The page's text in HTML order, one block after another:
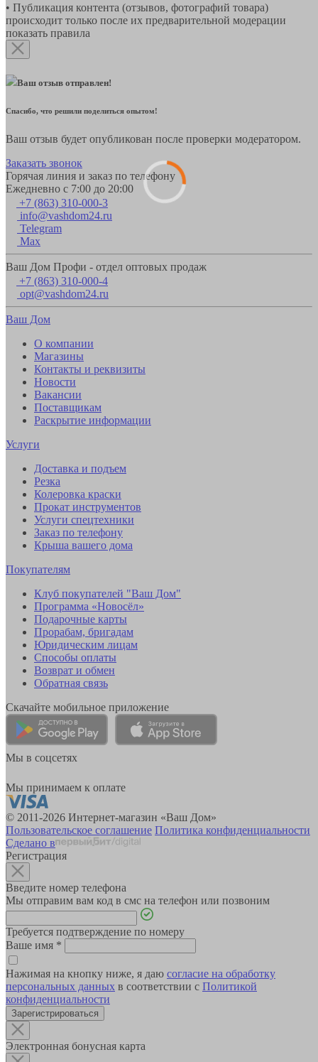
• Публикация контента (отзывов, фотографий товара)
происходит только после их предварительной модерации
показать правила
Ваш отзыв отправлен!
Спасибо, что решили поделиться опытом!
Ваш отзыв будет опубликован после проверки модератором.
Заказать звонок
Горячая линия и заказ по телефону
Ежедневно с 7:00 до 20:00
+7 (863) 310-000-3
info@vashdom24.ru
Telegram
Max
Ваш Дом Профи - отдел оптовых продаж
+7 (863) 310-000-4
opt@vashdom24.ru
Ваш Дом
О компании
Магазины
Контакты и реквизиты
Новости
Вакансии
Поставщикам
Раскрытие информации
Услуги
Доставка и подъем
Резка
Колеровка краски
Прокат инструментов
Услуги спецтехники
Заказ по телефону
Крыша вашего дома
Покупателям
Клуб покупателей "Ваш Дом"
Программа «Новосёл»
Подарочные карты
Прорабам, бригадам
Юридическим лицам
Способы оплаты
Возврат и обмен
Обратная связь
Скачайте мобильное приложение
Мы в соцсетях
Мы принимаем к оплате
© 2011-2026 Интернет-магазин «Ваш Дом»
Пользовательское соглашение Политика конфиденциальности
Сделано в
Регистрация
Введите номер телефона
Мы отправим вам код в смс на телефон или позвоним
Требуется подтверждение по номеру
Ваше имя *
Нажимая на кнопку ниже, я даю согласие на обработку
персональных данных в соответствии с Политикой
конфиденциальности
Зарегистрироваться
Электронная бонусная карта